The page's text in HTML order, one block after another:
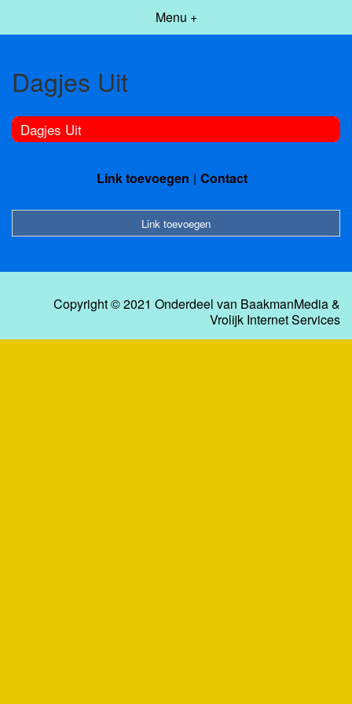
Menu +
Dagjes Uit
Dagjes Uit
Link toevoegen Contact
Link toevoegen
Copyright © 2021 Onderdeel van BaakmanMedia&
Vrolijk Internet Services